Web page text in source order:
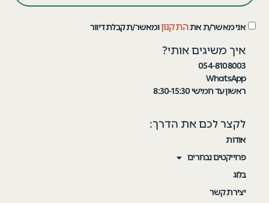
לקצר לכם את הדרך:
אודות
פרוייקטים נבחרים
בלוג
יצירת קשר
איך משיגים אותי?
054-8108003
WhatsApp
ראשון עד חמישי 8:30-15:30
אני מאשר/ת אתהתקנוןומאשר/ת קבלת דיוור